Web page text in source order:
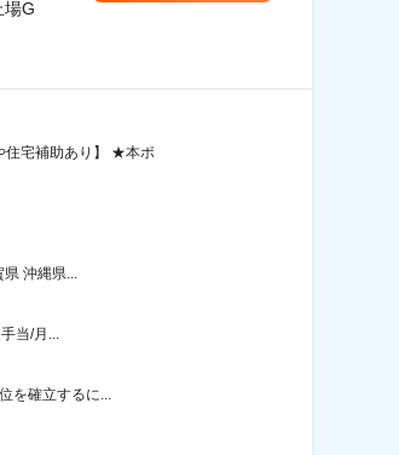
場G
住宅補助あり】 ★本ポ
沖縄県...
当/月...
を確立するに...